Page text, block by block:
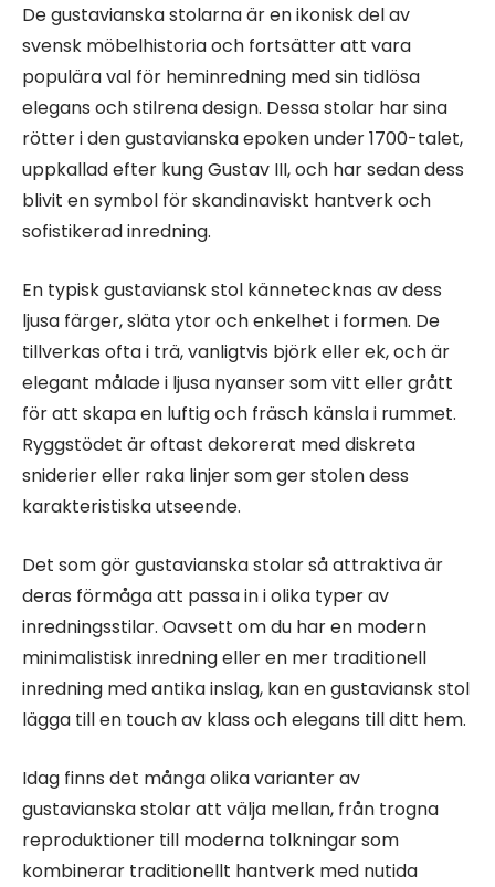
De gustavianska stolarna är en ikonisk del av
svensk möbelhistoria och fortsätter att vara
populära val för heminredning med sin tidlösa
elegans och stilrena design. Dessa stolar har sina
rötter i den gustavianska epoken under 1700-talet,
uppkallad efter kung Gustav III, och har sedan dess
blivit en symbol för skandinaviskt hantverk och
sofistikerad inredning.
En typisk gustaviansk stol kännetecknas av dess
ljusa färger, släta ytor och enkelhet i formen. De
tillverkas ofta i trä, vanligtvis björk eller ek, och är
elegant målade i ljusa nyanser som vitt eller grått
för att skapa en luftig och fräsch känsla i rummet.
Ryggstödet är oftast dekorerat med diskreta
sniderier eller raka linjer som ger stolen dess
karakteristiska utseende.
Det som gör gustavianska stolar så attraktiva är
deras förmåga att passa in i olika typer av
inredningsstilar. Oavsett om du har en modern
minimalistisk inredning eller en mer traditionell
inredning med antika inslag, kan en gustaviansk stol
lägga till en touch av klass och elegans till ditt hem.
Idag finns det många olika varianter av
gustavianska stolar att välja mellan, från trogna
reproduktioner till moderna tolkningar som
kombinerar traditionellt hantverk med nutida